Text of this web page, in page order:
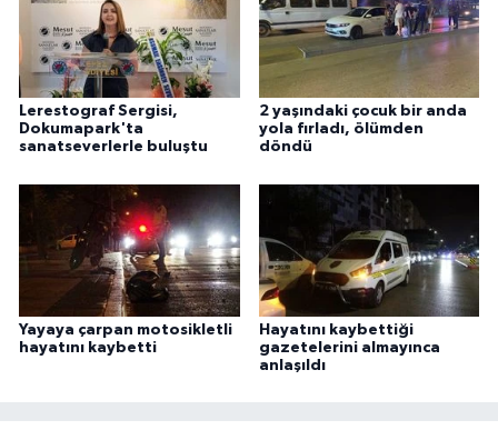
Lerestograf Sergisi,
Dokumapark'ta
sanatseverlerle buluştu
2 yaşındaki çocuk bir anda
yola fırladı, ölümden
döndü
Yayaya çarpan motosikletli
hayatını kaybetti
Hayatını kaybettiği
gazetelerini almayınca
anlaşıldı